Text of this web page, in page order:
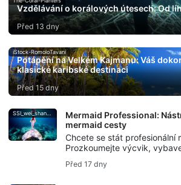
Vzdělávání o korálových útesech: Od
Před 13 dny
iStock-RomoloTavani
Potápění na Velkém Kajmanu: Váš
klasické karibské destinaci
Před 15 dny
SSI_wei_shang-min
Mermaid Professional:
mermaid cesty
Chcete se stát profesionální
Prozkoumejte výcvik,
abyste si vybudovali
Před 17 dny